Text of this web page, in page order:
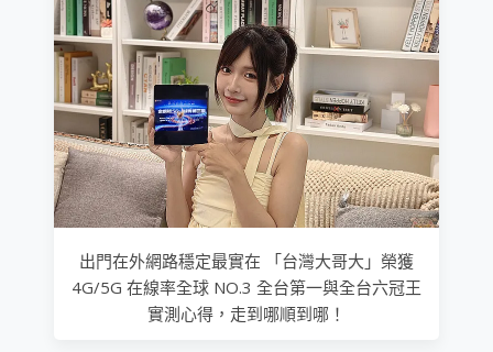
出門在外網路穩定最實在 「台灣大哥大」榮獲
4G/5G 在線率全球 NO.3 全台第一與全台六冠王
實測心得，走到哪順到哪！